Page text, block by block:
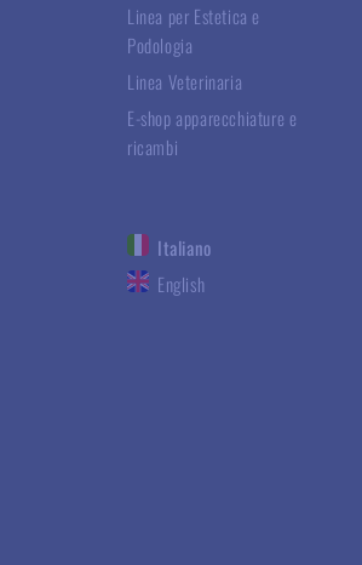
Linea per Estetica e
Podologia
Linea Veterinaria
E-shop apparecchiature e
ricambi
Italiano
English